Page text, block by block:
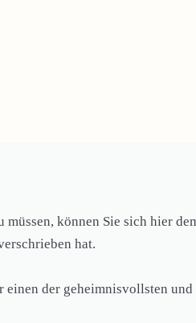
müssen, können Sie sich hier
hat.
einen der geheimnisvollsten